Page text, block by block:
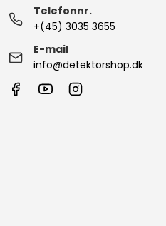
Telefonnr.
+(45) 3035 3655
E-mail
info@detektorshop.dk